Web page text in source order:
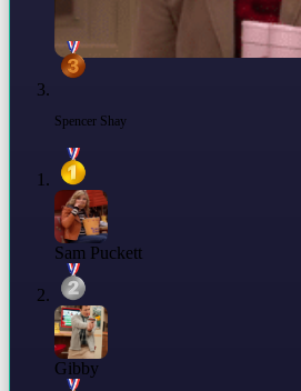
Spencer Shay
Sam Puckett
Gibby